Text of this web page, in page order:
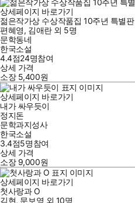
상세페이지 바로가기
젊은작가상 수상작품집 10주년 특별판
편혜영, 김애란외 5명
문학동네
한국소설
4.4점24명참여
상세 가격
소장 5,400원
상세페이지 바로가기
내가 싸우듯이
정지돈
문학과지성사
한국소설
3.4점5명참여
상세 가격
소장 9,000원
상세페이지 바로가기
첫사랑과 O
김현, 문보영 외 10명